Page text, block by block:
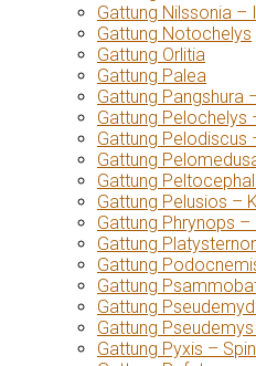
Gattung Nilssonia –
Gattung Notochelys
Gattung Orlitia
Gattung Palea
Gattung Pangshura
Gattung Pelochelys
Gattung Pelodiscus
Gattung
Gattung
Gattung Pelusios –
Gattung Phrynops
Gattung
Gattung
Gattung
Gattung
Gattung
Gattung Pyxis –